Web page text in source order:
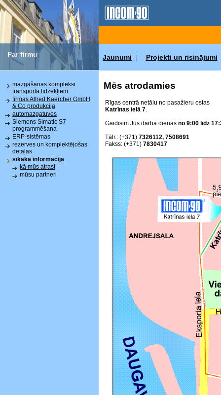
Par firmu Jaunumi Projekti un risinājumi
mazgāšanas kompleksi
transporta līdzekļiem
firmas Alfred Kaercher GmbH
& Co produkcija
automazgatuves
Siemens Simatic S7
programmēšana
ERP-sistēmas
rezerves un komplektējošas
detaļas
sīkākā informācija
kā mūs atrast
mūsu partneri
Mēs atrodamies
Rīgas centrā netālu no pasažieru ostas
Katrīnas ielā 7.
Gaidīsim Jūs darba dienās no 9:00 līdz
Tālr.: (+371) 7326112, 7508691
Fakss: (+371) 7830417